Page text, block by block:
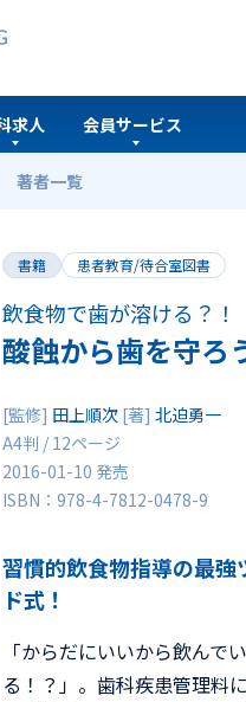
著者一覧
求人 会員サービス
書籍 患者教育/待合室図書
飲食物で歯が溶ける？！
酸蝕から歯を守ろ
[監修] 田上順次 [著] 北迫勇一
A4判 / 12ページ
2016-01-10 発売
ISBN：978-4-7812-0478-9
習慣的飲食物指導の最強
ド式！
「からだにいいから飲んで
る！？」。歯科疾患管理料